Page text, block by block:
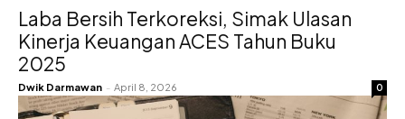
Laba Bersih Terkoreksi, Simak Ulasan
Kinerja Keuangan ACES Tahun Buku
2025
Dwik Darmawan - April 8, 2026 0